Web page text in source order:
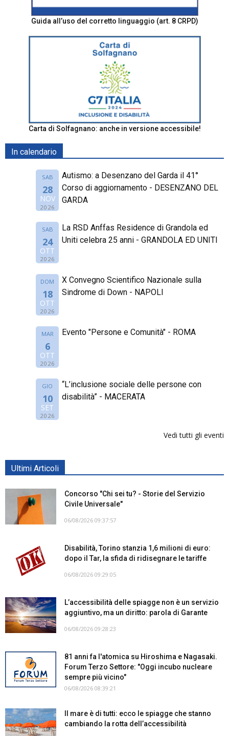
Guida all’uso del corretto linguaggio (art. 8 CRPD)
Carta di Solfagnano: anche in versione accessibile!
In calendario
SAB
28
NOV
2026
Autismo: a Desenzano del Garda il 41°
Corso di aggiornamento - DESENZANO DEL
GARDA
SAB
24
OTT
2026
La RSD Anffas Residence di Grandola ed
Uniti celebra 25 anni - GRANDOLA ED UNITI
DOM
18
OTT
2026
X Convegno Scientifico Nazionale sulla
Sindrome di Down - NAPOLI
MAR
6
OTT
2026
Evento "Persone e Comunità" - ROMA
GIO
10
SET
2026
“L’inclusione sociale delle persone con
disabilità” - MACERATA
Vedi tutti gli eventi
Ultimi Articoli
Concorso "Chi sei tu? - Storie del Servizio
Civile Universale"
06/08/2026 09:37:57
Disabilità, Torino stanzia 1,6 milioni di euro:
dopo il Tar, la sfida di ridisegnare le tariffe
06/08/2026 09:29:05
L’accessibilità delle spiagge non è un servizio
aggiuntivo, ma un diritto: parola di Garante
06/08/2026 09:28:23
81 anni fa l'atomica su Hiroshima e Nagasaki.
Forum Terzo Settore: "Oggi incubo nucleare
sempre più vicino"
06/08/2026 08:39:21
Il mare è di tutti: ecco le spiagge che stanno
cambiando la rotta dell’accessibilità